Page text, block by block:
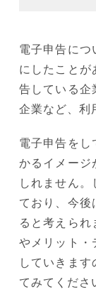
電子申告につ
にしたことが
告している企
企業など、利
電子申告をし
かるイメージ
しれません
ており、今後
ると考えられ
やメリット・
していきま
てみてくださ